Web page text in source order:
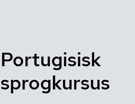
Portugisisk
sprogkursus